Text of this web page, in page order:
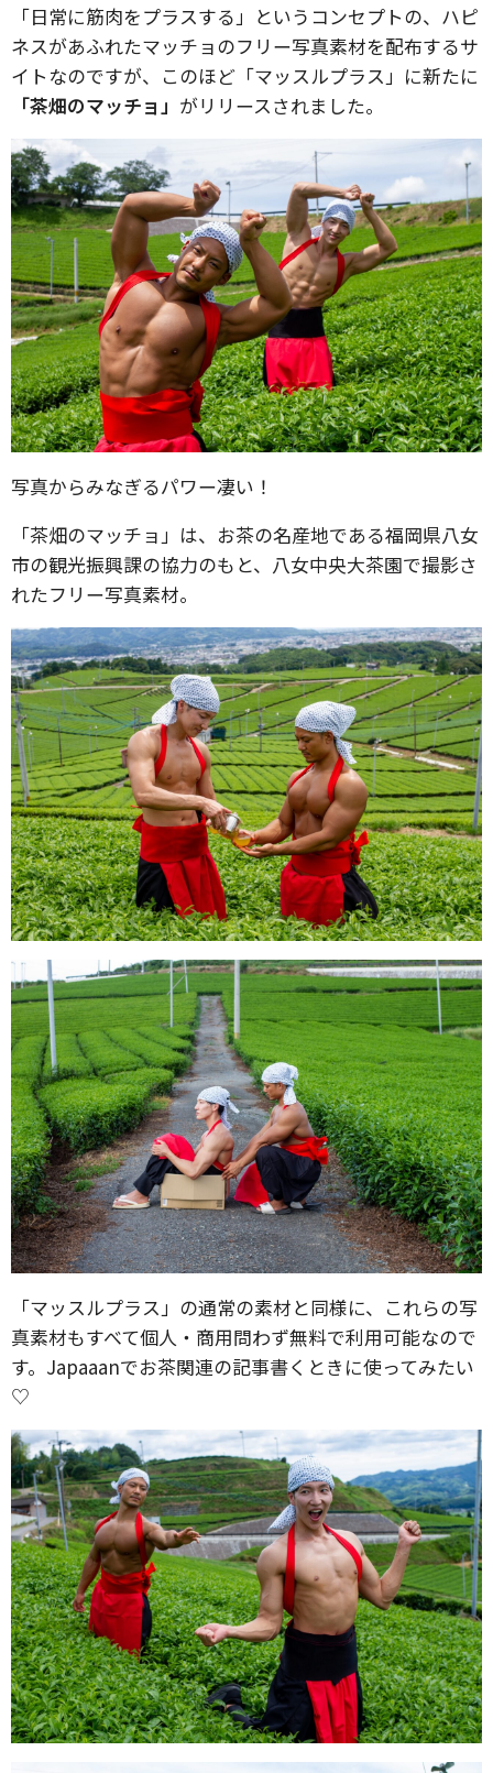
「日常に筋肉をプラスする」というコンセプトの、ハピ
ネスがあふれたマッチョのフリー写真素材を配布するサ
イトなのですが、このほど「マッスルプラス」に新たに
「茶畑のマッチョ」 がリリースされました。
写真からみなぎるパワー凄い！
「茶畑のマッチョ」は、お茶の名産地である福岡県八女
市の観光振興課の協力のもと、八女中央大茶園で撮影さ
れたフリー写真素材。
「マッスルプラス」の通常の素材と同様に、これらの写
真素材もすべて個人・商用問わず無料で利用可能なので
す。Japaaanでお茶関連の記事書くときに使ってみたい
♡